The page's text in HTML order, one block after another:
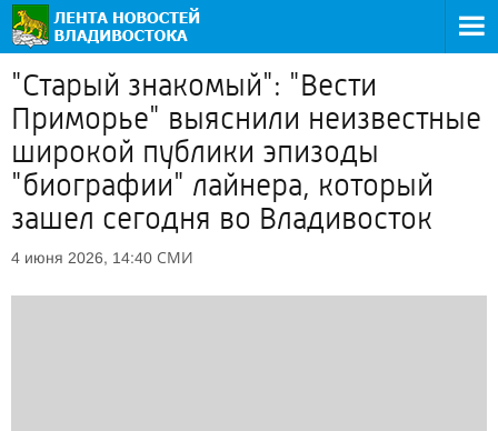
"Старый знакомый": "Вести
Приморье" выяснили неизвестные
широкой публики эпизоды
"биографии" лайнера, который
зашел сегодня во Владивосток
4 июня 2026, 14:40 СМИ